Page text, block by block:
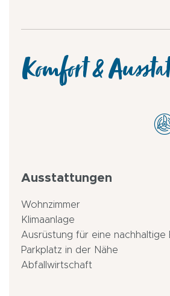
Komfort &
Ausstattungen
Wohnzimmer
Klimaanlage
Ausrüstung für eine nachhaltige
Parkplatz in der Nähe
Abfallwirtschaft